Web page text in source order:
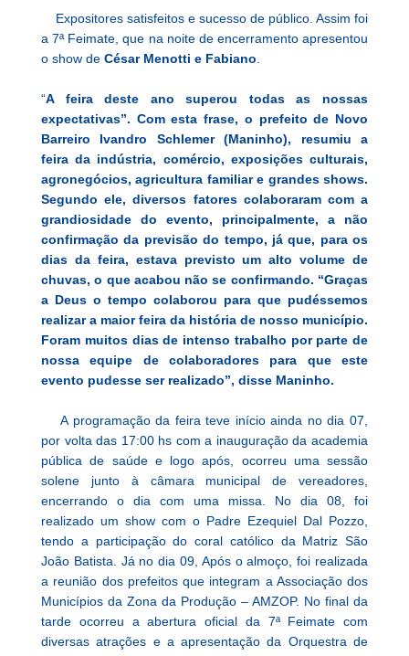
Expositores satisfeitos e sucesso de público. Assim foi
a 7ª Feimate, que na noite de encerramento apresentou
o show de César Menotti e Fabiano
“A feira deste ano superou todas as nossas
expectativas”. Com esta frase, o prefeito de Novo
Barreiro Ivandro Schlemer (Maninho), resumiu a
feira da indústria, comércio, exposições culturais,
agronegócios, agricultura familiar e grandes shows.
Segundo ele, diversos fatores colaboraram com a
grandiosidade do evento, principalmente, a não
confirmação da previsão do tempo, já que, para os
dias da feira, estava previsto um alto volume de
chuvas, o que acabou não se confirmando. “Graças
a Deus o tempo colaborou para que pudéssemos
realizar a maior feira da história de nosso município.
Foram muitos dias de intenso trabalho por parte de
nossa equipe de colaboradores para que este
evento pudesse ser realizado”, disse Maninho.
A programação da feira teve início ainda no dia 07,
por volta das 17:00 hs com a inauguração da academia
pública de saúde e logo após, ocorreu uma sessão
solene junto à câmara municipal de vereadores,
encerrando o dia com uma missa. No dia 08, foi
realizado um show com o Padre Ezequiel Dal Pozzo,
tendo a participação do coral católico da Matriz São
João Batista. Já no dia 09, Após o almoço, foi realizada
a reunião dos prefeitos que integram a Associação dos
Municípios da Zona da Produção – AMZOP. No final da
tarde ocorreu a abertura oficial da 7ª Feimate com
diversas atrações e a apresentação da Orquestra de